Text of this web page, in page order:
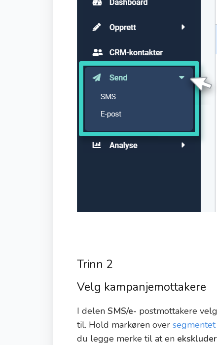
Trinn 2
Velg kampanjemottakere
I delen SMS/e- postmottakere
til. Hold markøren over segmentet
du legge merke til at en